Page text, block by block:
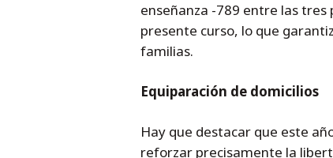
enseñanza -789 entre las
presente curso, lo que
familias.
Equiparación de domicilios
Hay que destacar que este
reforzar precisamente la